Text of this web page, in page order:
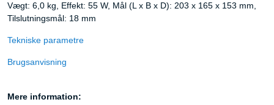
Vægt: 6,0 kg, Effekt: 55 W, Mål (L x B x D): 203 x 165 x 153 mm,
Tilslutningsmål: 18 mm
Tekniske parametre
Brugsanvisning
Mere information: